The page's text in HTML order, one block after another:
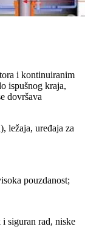
i kontinuiranim
ispušnog kraja,
dovršava
ležaja, uređaja za
pouzdanost;
siguran rad, niske